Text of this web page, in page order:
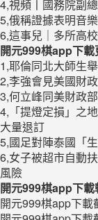
4,視頻丨國務院副
5,俄稱證據表明音
6,這事兒｜多所高
開元999棋app下載
1,耶倫同北大師生
2,李強會見美國財
3,何立峰同美財政
4,「提燈定損」之
大量退訂
5,國足對陣泰國「
6,女子被超市自動
風險
開元999棋app下載
開元999棋app下載